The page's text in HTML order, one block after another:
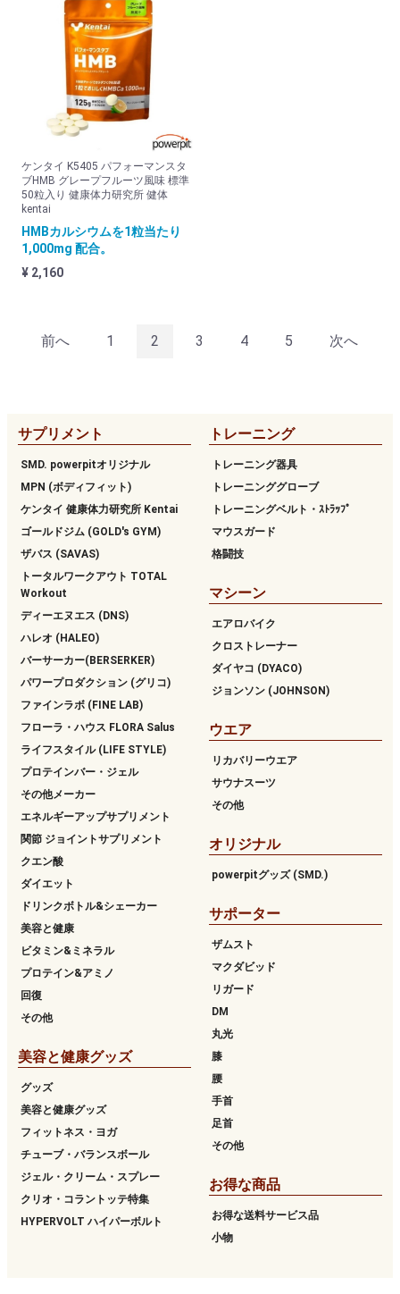
ケンタイ K5405 パフォーマンスタ
ブHMB グレープフルーツ風味 標準
50粒入り 健康体力研究所 健体
kentai
HMBカルシウムを1粒当たり
1,000mg 配合。
¥ 2,160
前へ 1 2 3 4 5 次へ
サプリメント
SMD. powerpitオリジナル
MPN (ボディフィット)
ケンタイ 健康体力研究所 Kentai
ゴールドジム (GOLD's GYM)
ザバス (SAVAS)
トータルワークアウト TOTAL
Workout
ディーエヌエス (DNS)
ハレオ (HALEO)
バーサーカー(BERSERKER)
パワープロダクション (グリコ)
ファインラボ (FINE LAB)
フローラ・ハウス FLORA Salus
ライフスタイル (LIFE STYLE)
プロテインバー・ジェル
その他メーカー
エネルギーアップサプリメント
関節 ジョイントサプリメント
クエン酸
ダイエット
ドリンクボトル&シェーカー
美容と健康
ビタミン&ミネラル
プロテイン&アミノ
回復
その他
美容と健康グッズ
グッズ
美容と健康グッズ
フィットネス・ヨガ
チューブ・バランスボール
ジェル・クリーム・スプレー
クリオ・コラントッテ特集
HYPERVOLT ハイパーボルト
トレーニング
トレーニング器具
トレーニンググローブ
トレーニングベルト・ｽﾄﾗｯﾌﾟ
マウスガード
格闘技
マシーン
エアロバイク
クロストレーナー
ダイヤコ (DYACO)
ジョンソン (JOHNSON)
ウエア
リカバリーウエア
サウナスーツ
その他
オリジナル
powerpitグッズ (SMD.)
サポーター
ザムスト
マクダビッド
リガード
DM
丸光
膝
腰
手首
足首
その他
お得な商品
お得な送料サービス品
小物